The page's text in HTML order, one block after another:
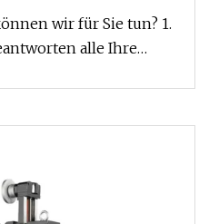
wir für Sie tun? 1.
alle Ihre